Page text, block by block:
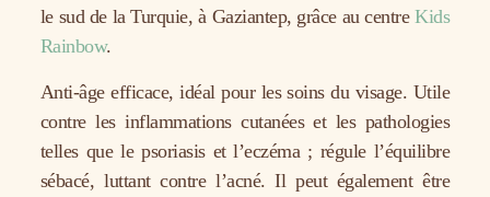
le sud de la Turquie, à Gaziantep, grâce au centreKids
Rainbow.
Anti-âge efficace, idéal pour les soins du visage. Utile
contre les inflammations cutanées et les pathologies
telles que le psoriasis et l’eczéma ; régule l’équilibre
sébacé, luttant contre l’acné. Il peut également être